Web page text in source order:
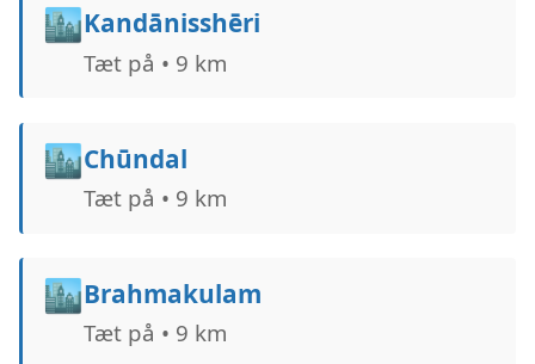
🏙️Kandānisshēri
Tæt på • 9 km
🏙️Chūndal
Tæt på • 9 km
🏙️Brahmakulam
Tæt på • 9 km